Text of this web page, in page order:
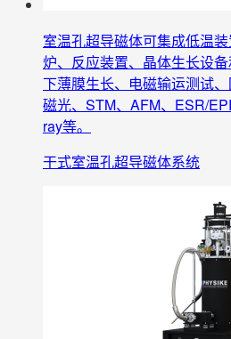
室温孔超导磁体可集成低温
炉、反应装置、晶体生长设
下薄膜生长、电磁输运测试
磁光、STM、AFM、ESR/
ray等。
干式室温孔超导磁体系统